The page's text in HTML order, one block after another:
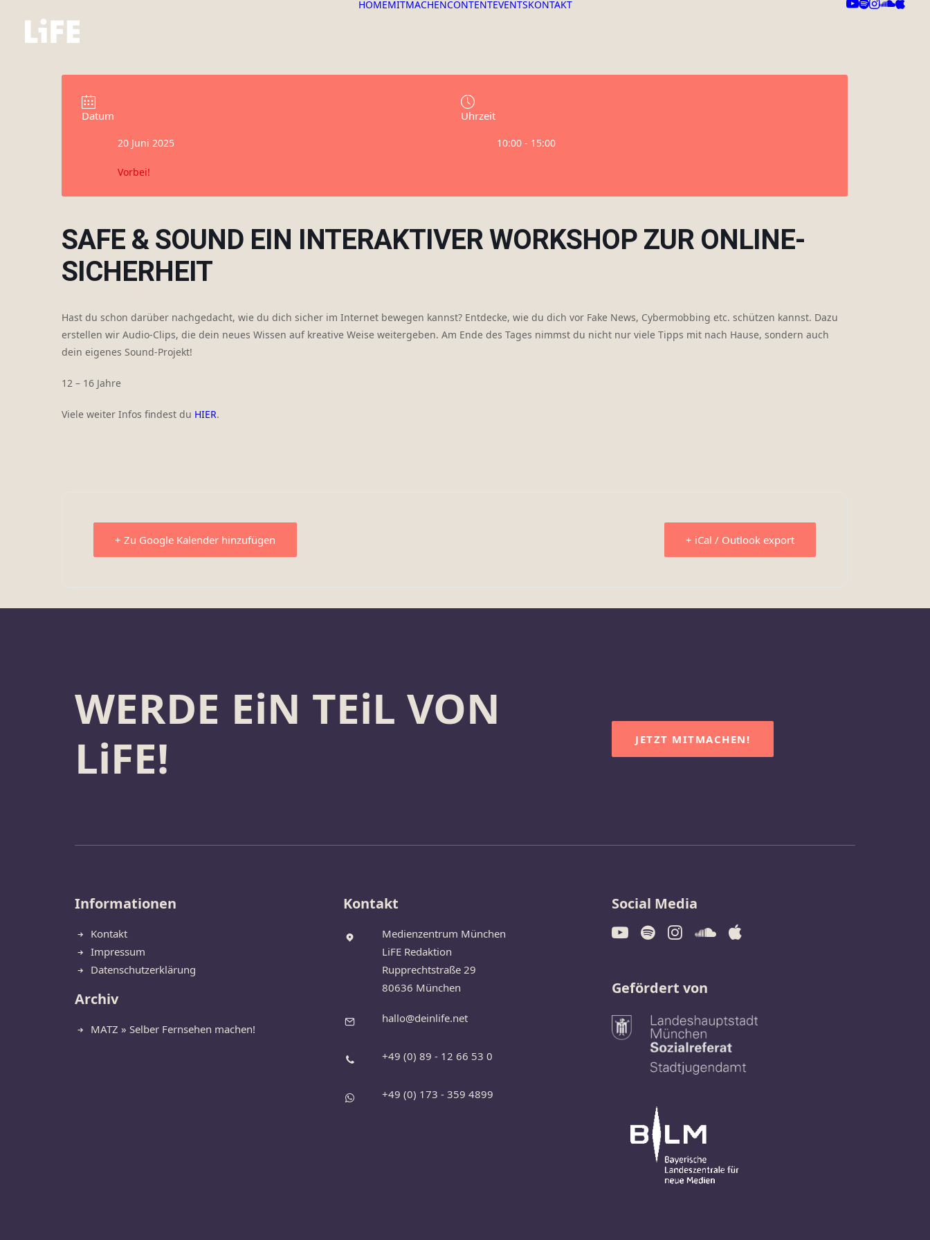
HOMEMITMACHENCONTENTEVENTSKONTAKT
Datum
20 Juni 2025
Vorbei!
Uhrzeit
10:00 - 15:00
SAFE & SOUND EIN INTERAKTIVER WORKSHOP ZUR ONLINE-
SICHERHEIT
Hast du schon darüber nachgedacht, wie du dich sicher im Internet bewegen kannst? Entdecke, wie du dich vor Fake News, Cybermobbing etc. schützen kannst. Dazu
erstellen wir Audio-Clips, die dein neues Wissen auf kreative Weise weitergeben. Am Ende des Tages nimmst du nicht nur viele Tipps mit nach Hause, sondern auch
dein eigenes Sound-Projekt!
12 – 16 Jahre
Viele weiter Infos findest du HIER.
+ Zu Google Kalender hinzufügen + iCal / Outlook export
WERDE EiN TEiL VON
LiFE!
JETZT MITMACHEN!
Informationen
Kontakt
Impressum
Datenschutzerklärung
Archiv
MATZ » Selber Fernsehen machen!
Kontakt
Medienzentrum München
LiFE Redaktion
Rupprechtstraße 29
80636 München
hallo@deinlife.net
+49 (0) 89 - 12 66 53 0
+49 (0) 173 - 359 4899
Social Media
Gefördert von